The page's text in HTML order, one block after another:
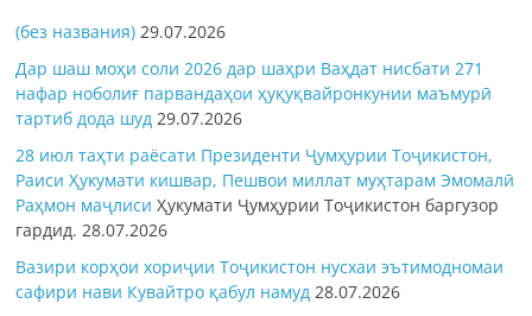
(без названия) 29.07.2026
Дар шаш моҳи соли 2026 дар шаҳри Ваҳдат нисбати 271
нафар ноболиғ парвандаҳои ҳуқуқвайронкунии маъмурӣ
тартиб дода шуд 29.07.2026
28 июл таҳти раёсати Президенти Ҷумҳурии Тоҷикистон,
Раиси Ҳукумати кишвар, Пешвои миллат муҳтарам Эмомалӣ
Раҳмон маҷлисиҲукумати Ҷумҳурии Тоҷикистон баргузор
гардид.28.07.2026
Вазири корҳои хориҷии Тоҷикистон нусхаи эътимодномаи
сафири нави Кувайтро қабул намуд 28.07.2026